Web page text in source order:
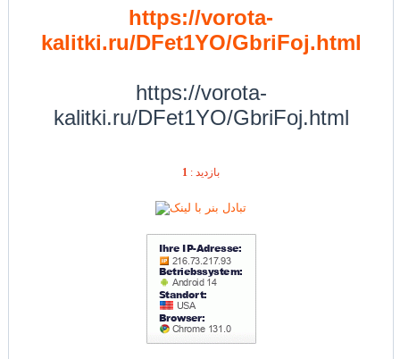
https://vorota-
kalitki.ru/DFet1YO/GbriFoj.html
https://vorota-
kalitki.ru/DFet1YO/GbriFoj.html
بازديد : 1